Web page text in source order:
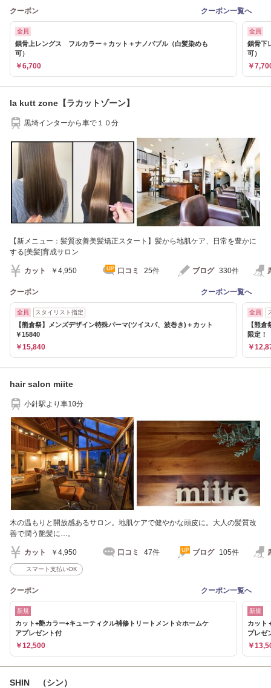
クーポン クーポン一覧へ
全員
鎖骨上レングス フルカラー＋カット＋ナノバブル（白髪染めも
可）
￥6,700
全員
鎖骨下
可）
￥
la kutt zone【ラカットゾーン】
黒埼インターから車で１０分
【新メニュー：髪質改善美髪矯正スタート】髪から地肌ケア、日常を豊かに
する[美髪]育成サロン
カット ￥4,950 口コミ 25件 ブログ 330件
クーポン クーポン一覧へ
全員 スタイリスト指定
【熊倉祭】メンズデザイン特殊パーマ(ツイスパ、波巻き)＋カット
￥15840
￥15,840
全員
【熊
限定！
￥
hair salon miite
小針駅より車10分
木の温もりと開放感あるサロン。地肌ケアで健やかな頭皮に。大人の髪質改
善で潤う艶髪に…。
カット ￥4,950 口コミ 47件 ブログ 105件
スマート支払いOK
クーポン クーポン一覧へ
新規
カット+艶カラー+キューティクル補修トリートメント☆ホームケ
アプレゼント付
￥12,500
新規
カット
プレゼ
￥
SHIN （シン）